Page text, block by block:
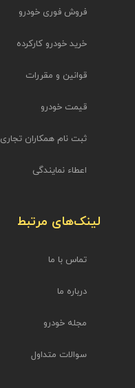
فروش فوری خودرو
خرید خودرو کارکرده
قوانین و مقررات
قیمت خودرو
ثبت نام همکاران تجاری
اعطاء نمایندگی
لینک‌های مرتبط
تماس با ما
درباره ما
مجله خودرو
سوالات متداول